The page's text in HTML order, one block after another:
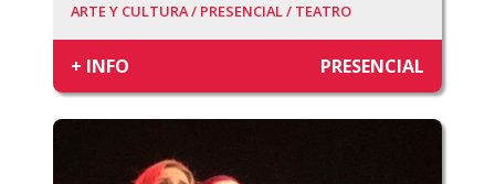
ARTE Y CULTURA / PRESENCIAL / TEATRO
+ INFO PRESENCIAL